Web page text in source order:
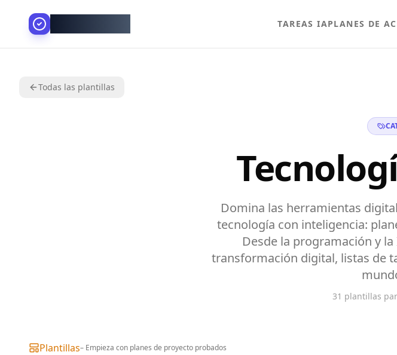
TAREAS IAPLANES DE
Todas las plantillas
Domina las herramientas
tecnología con inteligencia:
Desde la programación y
transformación digital, listas de
31 plantillas
Plantillas– Empieza con planes de proyecto probados